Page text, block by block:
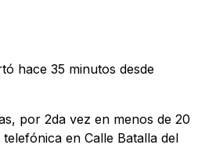
hace 35 minutos desde
por 2da vez en menos de 20
en Calle Batalla del